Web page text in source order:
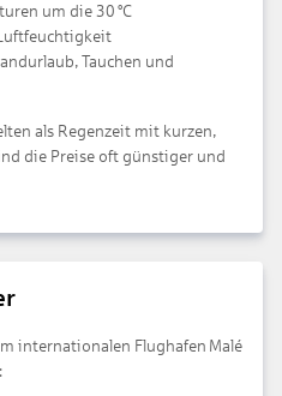
um die 30 °C
Tauchen und
als Regenzeit mit kurzen,
die Preise oft günstiger und
internationalen Flughafen Malé